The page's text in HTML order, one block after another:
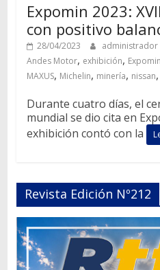
Expomin 2023:
con positivo
28/04/2023 administrador
Andes Motor, exhibición, Expomin
MAXUS, Michelin, minería, nissan,
Durante cuatro días, el
mundial se dio cita en
exhibición contó con la
Revista Edición Nº212